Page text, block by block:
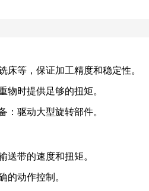
床等，保证加工精度和稳定性。
物时提供足够的扭矩。
：驱动大型旋转部件。
送带的速度和扭矩。
的动作控制。